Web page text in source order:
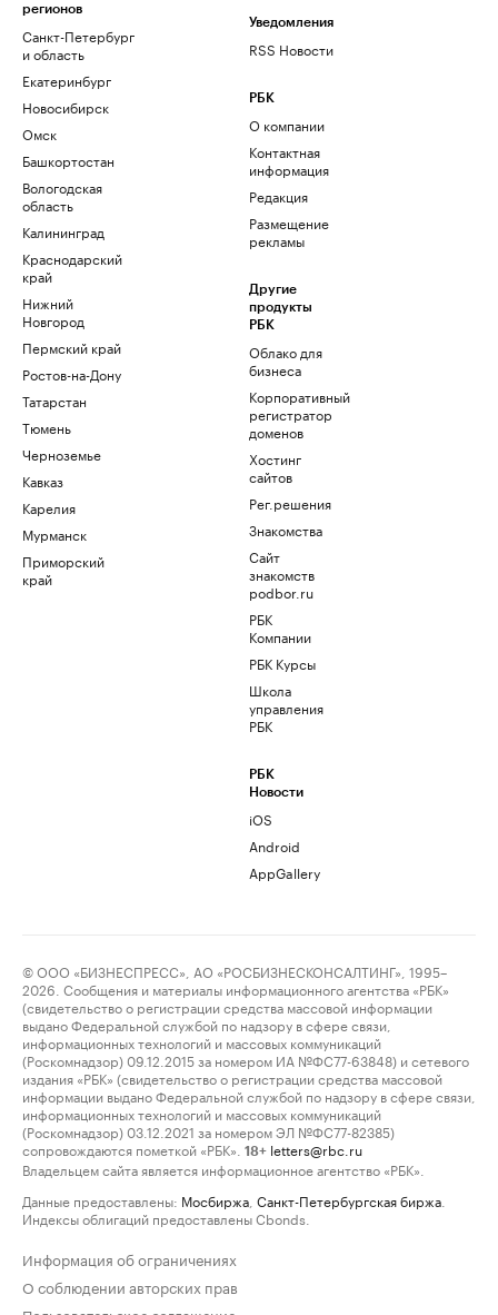
регионов
Санкт-Петербург
и область
Екатеринбург
Новосибирск
Омск
Башкортостан
Вологодская
область
Калининград
Краснодарский
край
Нижний
Новгород
Пермский край
Ростов-на-Дону
Татарстан
Тюмень
Черноземье
Кавказ
Карелия
Мурманск
Приморский
край
Уведомления
RSS Новости
РБК
О компании
Контактная
информация
Редакция
Размещение
рекламы
Другие
продукты
РБК
Облако для
бизнеса
Корпоративный
регистратор
доменов
Хостинг
сайтов
Рег.решения
Знакомства
Сайт
знакомств
podbor.ru
РБК
Компании
РБК Курсы
Школа
управления
РБК
РБК
Новости
iOS
Android
AppGallery
© ООО «БИЗНЕСПРЕСС», АО «РОСБИЗНЕСКОНСАЛТИНГ», 1995–
2026. Сообщения и материалы информационного агентства «РБК»
(свидетельство о регистрации средства массовой информации
выдано Федеральной службой по надзору в сфере связи,
информационных технологий и массовых коммуникаций
(Роскомнадзор) 09.12.2015 за номером ИА №ФС77-63848) и сетевого
издания «РБК» (свидетельство о регистрации средства массовой
информации выдано Федеральной службой по надзору в сфере связи,
информационных технологий и массовых коммуникаций
(Роскомнадзор) 03.12.2021 за номером ЭЛ №ФС77-82385)
сопровождаются пометкой «РБК».
18+ letters@rbc.ru
Владельцем сайта является информационное агентство «РБК».
Данные предоставлены: Мосбиржа Санкт-Петербургская биржа
Индексы облигаций предоставлены Cbonds.
Информация об ограничениях
О соблюдении авторских прав